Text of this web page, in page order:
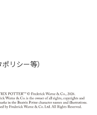
リシー等）